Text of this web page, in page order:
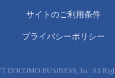
DOCOMO BUSINESS, Inc. All
サイトのご利用条件
プライバシーポリシー